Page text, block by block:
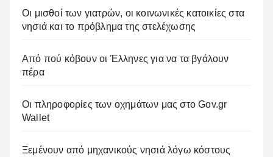
Οι μισθοί των γιατρών, οι κοινωνικές κατοικίες στα
νησιά και το πρόβλημα της στελέχωσης
Από πού κόβουν οι Έλληνες για να τα βγάλουν
πέρα
Οι πληροφορίες των οχημάτων μας στο Gov.gr
Wallet
Ξεμένουν από μηχανικούς νησιά λόγω κόστους